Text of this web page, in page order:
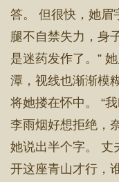
答。 但很快，她眉
腿不自禁失力，身
是迷药发作了。”
潭，视线也渐渐模
将她搂在怀中。 “
李雨烟好想拒绝，
她说出半个字。 丈
开这座青山才行，